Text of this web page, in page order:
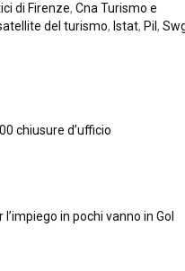
di Firenze, Cna Turismo e
del turismo, Istat, Pil ,
chiusure d’ufficio
in pochi vanno in Gol